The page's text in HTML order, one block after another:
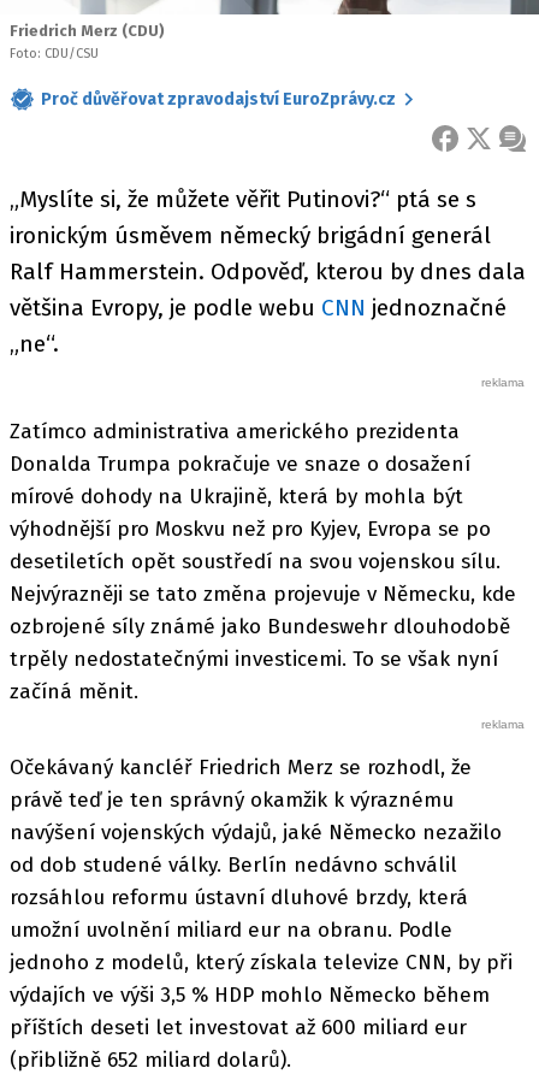
Friedrich Merz (CDU)
Foto: CDU/CSU
Proč důvěřovat zpravodajství EuroZprávy.cz
FACEBOOK
X
„Myslíte si, že můžete věřit Putinovi?“ ptá se s
ironickým úsměvem německý brigádní generál
Ralf Hammerstein. Odpověď, kterou by dnes dala
většina Evropy, je podle webu CNN jednoznačné
„ne“.
Zatímco administrativa amerického prezidenta
Donalda Trumpa pokračuje ve snaze o dosažení
mírové dohody na Ukrajině, která by mohla být
výhodnější pro Moskvu než pro Kyjev, Evropa se po
desetiletích opět soustředí na svou vojenskou sílu.
Nejvýrazněji se tato změna projevuje v Německu, kde
ozbrojené síly známé jako Bundeswehr dlouhodobě
trpěly nedostatečnými investicemi. To se však nyní
začíná měnit.
Očekávaný kancléř Friedrich Merz se rozhodl, že
právě teď je ten správný okamžik k výraznému
navýšení vojenských výdajů, jaké Německo nezažilo
od dob studené války. Berlín nedávno schválil
rozsáhlou reformu ústavní dluhové brzdy, která
umožní uvolnění miliard eur na obranu. Podle
jednoho z modelů, který získala televize CNN, by při
výdajích ve výši 3,5 % HDP mohlo Německo během
příštích deseti let investovat až 600 miliard eur
(přibližně 652 miliard dolarů).